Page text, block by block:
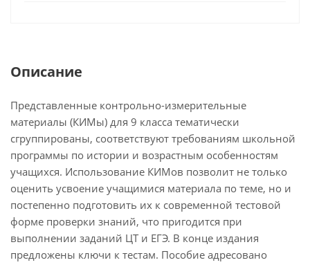
Описание
Представленные контрольно-измерительные
материалы (КИМы) для 9 класса тематически
сгруппированы, соответствуют требованиям школьной
программы по истории и возрастным особенностям
учащихся. Использование КИМов позволит не только
оценить усвоение учащимися материала по теме, но и
постепенно подготовить их к современной тестовой
форме проверки знаний, что пригодится при
выполнении заданий ЦТ и ЕГЭ. В конце издания
предложены ключи к тестам. Пособие адресовано